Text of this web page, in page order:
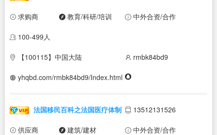
求购商 教育/科研/培训 中外合资/合作
100-499人
【100115】中国大陆 rmbk84bd9
yhqbd.com/rmbk84bd9/Index.html
法国移民百科之法国医疗体制 13512131526
供应商 建筑/建材 中外合资/合作